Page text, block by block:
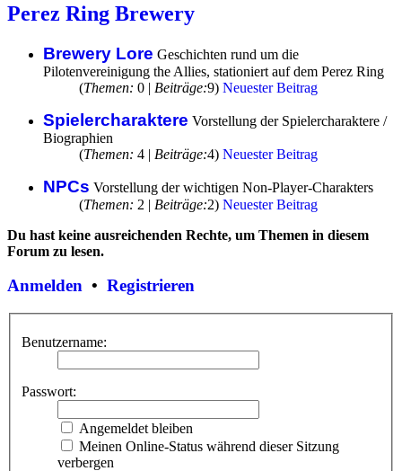
Perez Ring Brewery
Brewery Lore Geschichten rund um die
Pilotenvereinigung the Allies, stationiert auf dem Perez Ring
(Themen: 0 | Beiträge:9) Neuester Beitrag
Spielercharaktere Vorstellung der Spielercharaktere /
Biographien
(Themen: 4 | Beiträge:4) Neuester Beitrag
NPCs Vorstellung der wichtigen Non-Player-Charakters
(Themen: 2 | Beiträge:2) Neuester Beitrag
Du hast keine ausreichenden Rechte, um Themen in diesem
Forum zu lesen.
Anmelden • Registrieren
Benutzername:
Passwort:
Angemeldet bleiben
Meinen Online-Status während dieser Sitzung
verbergen